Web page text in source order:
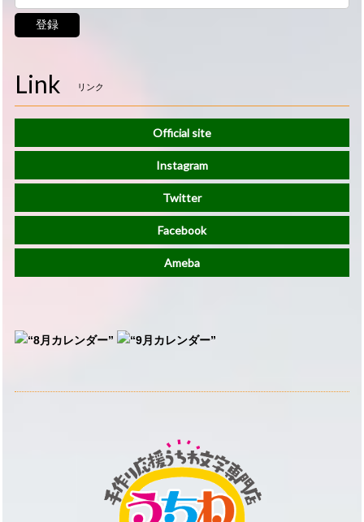
登録
Link リンク
Official site
Instagram
Twitter
Facebook
Ameba